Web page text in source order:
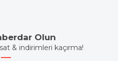
Olun
& indirimleri kaçırma!